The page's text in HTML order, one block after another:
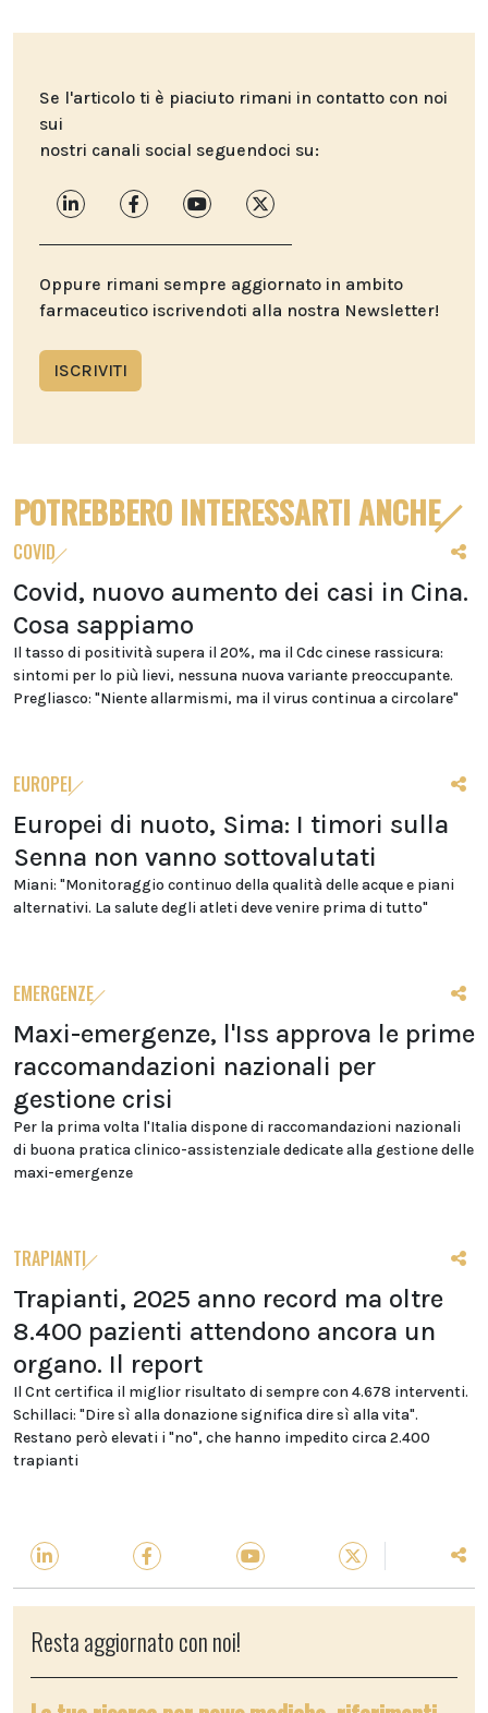
Se l'articolo ti è piaciuto rimani in contatto con noi
sui
nostri canali social seguendoci su:
Oppure rimani sempre aggiornato in ambito
farmaceutico iscrivendoti alla nostra Newsletter!
ISCRIVITI
POTREBBERO INTERESSARTI ANCHE
COVID
Covid, nuovo aumento dei casi in Cina.
Cosa sappiamo
Il tasso di positività supera il 20%, ma il Cdc cinese rassicura:
sintomi per lo più lievi, nessuna nuova variante preoccupante.
Pregliasco: "Niente allarmismi, ma il virus continua a circolare"
EUROPEI
Europei di nuoto, Sima: I timori sulla
Senna non vanno sottovalutati
Miani: "Monitoraggio continuo della qualità delle acque e piani
alternativi. La salute degli atleti deve venire prima di tutto"
EMERGENZE
Maxi-emergenze, l'Iss approva le prime
raccomandazioni nazionali per
gestione crisi
Per la prima volta l'Italia dispone di raccomandazioni nazionali
di buona pratica clinico-assistenziale dedicate alla gestione delle
maxi-emergenze
TRAPIANTI
Trapianti, 2025 anno record ma oltre
8.400 pazienti attendono ancora un
organo. Il report
Il Cnt certifica il miglior risultato di sempre con 4.678 interventi.
Schillaci: "Dire sì alla donazione significa dire sì alla vita".
Restano però elevati i "no", che hanno impedito circa 2.400
trapianti
Resta aggiornato con noi!